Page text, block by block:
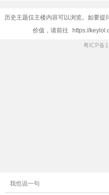
历史主题仅主楼内容可以浏览。如要
价值，请前往
https://
粤ICP备